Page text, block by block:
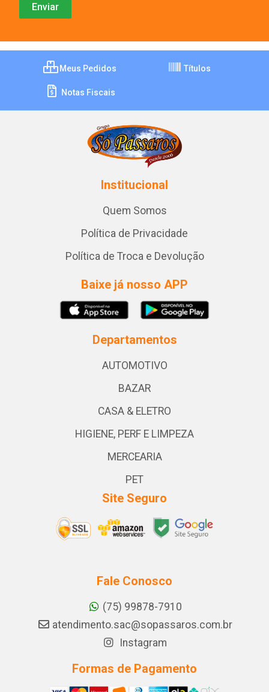
Meus Pedidos Títulos
Notas Fiscais
Institucional
Quem Somos
Política de Privacidade
Política de Troca e Devolução
Baixe já nosso APP
Departamentos
AUTOMOTIVO
BAZAR
CASA & ELETRO
HIGIENE, PERF E LIMPEZA
MERCEARIA
PET
Site Seguro
Fale Conosco
(75) 99878-7910
atendimento.sac@sopassaros.com.br
Instagram
Formas de Pagamento